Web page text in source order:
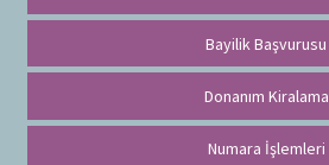
Bayilik Başvurusu
Donanım Kiralama
Numara İşlemleri